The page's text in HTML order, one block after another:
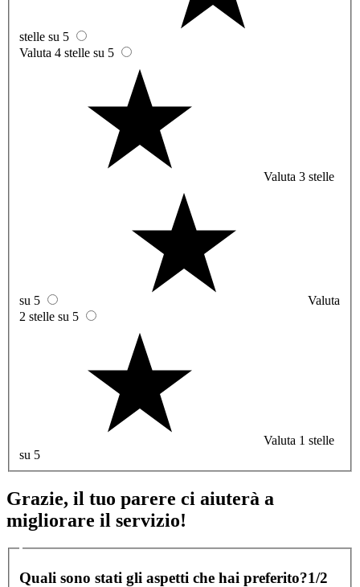
stelle su 5
Valuta 4 stelle su 5
Valuta 3 stelle
su 5
Valuta
2 stelle su 5
Valuta 1 stelle
su 5
Grazie, il tuo parere ci aiuterà a
migliorare il servizio!
Quali sono stati gli aspetti che hai preferito?1/2